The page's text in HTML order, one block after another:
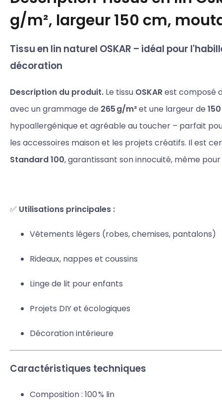
g/m², largeur 150 cm,
Tissu en lin naturel OSKAR – idéal pour
décoration
Description du produit. Le tissu OSKARest composé
avec un grammage de 265 g/m²et une largeur de
hypoallergénique et agréable au toucher – parfait
les accessoires maison et les projets créatifs. Il est
Standard 100, garantissant son innocuité, même
✅ Utilisations principales :
Vêtements légers (robes, chemises, pantalons)
Rideaux, nappes et coussins
Linge de lit pour enfants
Projets DIY et écologiques
Décoration intérieure
Caractéristiques techniques
Composition : 100 % lin